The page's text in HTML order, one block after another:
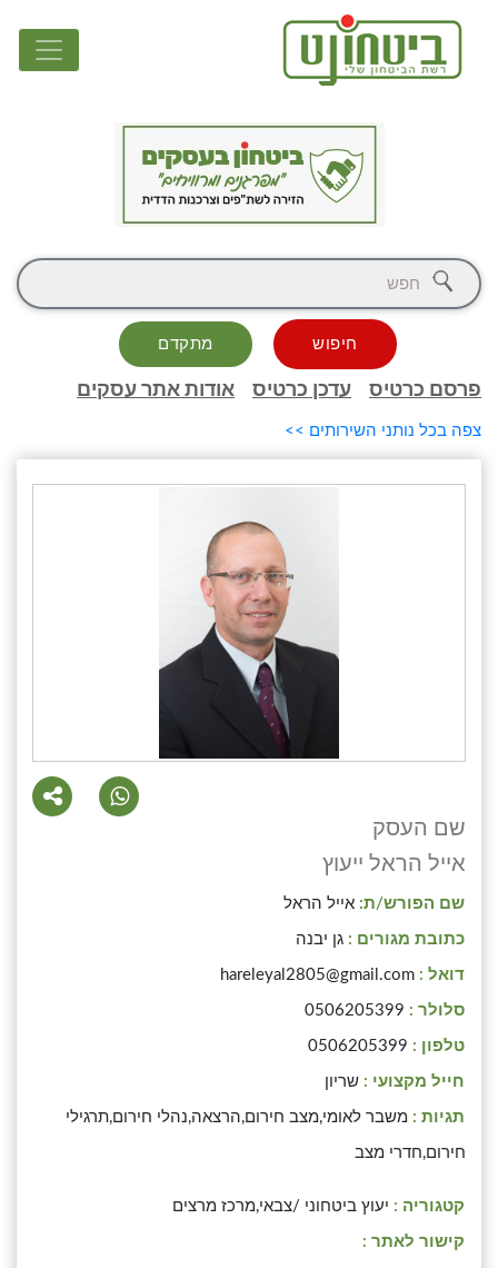
חיפוש מתקדם
פרסם כרטיס עדכן כרטיס אודות אתר עסקים
צפה בכל נותני השירותים >>
שם העסק
אייל הראל ייעוץ
שם הפורש/ת: אייל הראל
כתובת מגורים : גן יבנה
דואל : hareleyal2805@gmail.com
סלולר : 0506205399
טלפון : 0506205399
חייל מקצועי : שריון
תגיות : משבר לאומי,מצב חירום,הרצאה,נהלי חירום,תרגילי
חירום,חדרי מצב
קטגוריה : יעוץ ביטחוני /צבאי,מרכז מרצים
קישור לאתר :